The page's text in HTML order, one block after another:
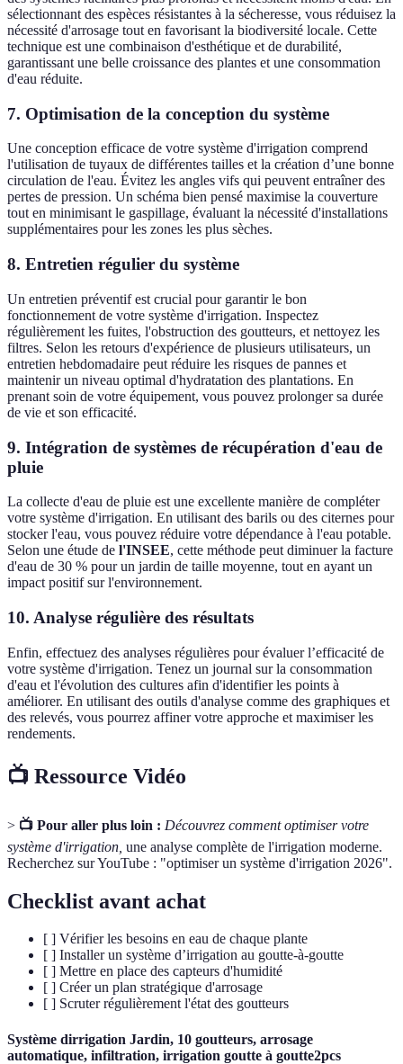
sélectionnant des espèces résistantes à la sécheresse, vous réduisez la
nécessité d'arrosage tout en favorisant la biodiversité locale. Cette
technique est une combinaison d'esthétique et de durabilité,
garantissant une belle croissance des plantes et une consommation
d'eau réduite.
7. Optimisation de la conception du système
Une conception efficace de votre système d'irrigation comprend
l'utilisation de tuyaux de différentes tailles et la création d’une bonne
circulation de l'eau. Évitez les angles vifs qui peuvent entraîner des
pertes de pression. Un schéma bien pensé maximise la couverture
tout en minimisant le gaspillage, évaluant la nécessité d'installations
supplémentaires pour les zones les plus sèches.
8. Entretien régulier du système
Un entretien préventif est crucial pour garantir le bon
fonctionnement de votre système d'irrigation. Inspectez
régulièrement les fuites, l'obstruction des goutteurs, et nettoyez les
filtres. Selon les retours d'expérience de plusieurs utilisateurs, un
entretien hebdomadaire peut réduire les risques de pannes et
maintenir un niveau optimal d'hydratation des plantations. En
prenant soin de votre équipement, vous pouvez prolonger sa durée
de vie et son efficacité.
9. Intégration de systèmes de récupération d'eau de
pluie
La collecte d'eau de pluie est une excellente manière de compléter
votre système d'irrigation. En utilisant des barils ou des citernes pour
stocker l'eau, vous pouvez réduire votre dépendance à l'eau potable.
Selon une étude de l'INSEE, cette méthode peut diminuer la facture
d'eau de 30 % pour un jardin de taille moyenne, tout en ayant un
impact positif sur l'environnement.
10. Analyse régulière des résultats
Enfin, effectuez des analyses régulières pour évaluer l’efficacité de
votre système d'irrigation. Tenez un journal sur la consommation
d'eau et l'évolution des cultures afin d'identifier les points à
améliorer. En utilisant des outils d'analyse comme des graphiques et
des relevés, vous pourrez affiner votre approche et maximiser les
rendements.
📺 Ressource Vidéo
> 📺 Pour aller plus loin : Découvrez comment optimiser votre
système d'irrigation, une analyse complète de l'irrigation moderne.
Recherchez sur YouTube : "optimiser un système d'irrigation 2026".
Checklist avant achat
[ ] Vérifier les besoins en eau de chaque plante
[ ] Installer un système d’irrigation au goutte-à-goutte
[ ] Mettre en place des capteurs d'humidité
[ ] Créer un plan stratégique d'arrosage
[ ] Scruter régulièrement l'état des goutteurs
Système dirrigation Jardin, 10 goutteurs, arrosage
automatique, infiltration, irrigation goutte à goutte2pcs